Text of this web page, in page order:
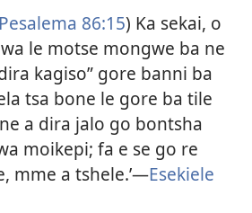
Pesalema 86:15) Ka sekai, o
le motse mongwe ba ne
kagiso” gore banni ba
tsa bone le gore ba tile
a dira jalo go bontsha
moikepi; fa e se go re
mme a tshele.’—Esekiele